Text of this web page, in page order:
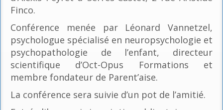
Finco.
Conférence menée par Léonard Vannetzel,
psychologue spécialisé en neuropsychologie et
psychopathologie de l’enfant, directeur
scientifique d’Oct-Opus Formations et
membre fondateur de Parent’aise.
La conférence sera suivie d’un pot de l’amitié.